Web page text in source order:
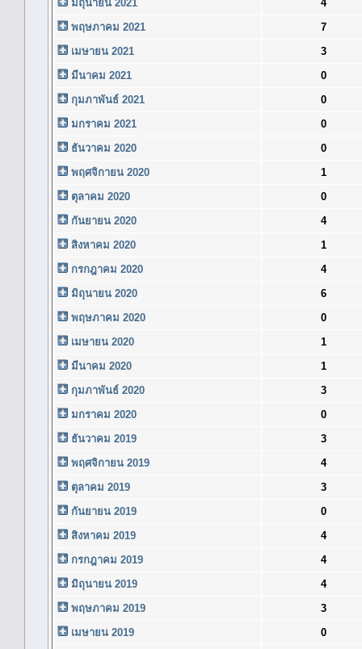
มิถุนายน 2021
4
พฤษภาคม 2021
7
เมษายน 2021
3
มีนาคม 2021
0
กุมภาพันธ์ 2021
0
มกราคม 2021
0
ธันวาคม 2020
0
พฤศจิกายน 2020
1
ตุลาคม 2020
0
กันยายน 2020
4
สิงหาคม 2020
1
กรกฎาคม 2020
4
มิถุนายน 2020
6
พฤษภาคม 2020
0
เมษายน 2020
1
มีนาคม 2020
1
กุมภาพันธ์ 2020
3
มกราคม 2020
0
ธันวาคม 2019
3
พฤศจิกายน 2019
4
ตุลาคม 2019
3
กันยายน 2019
0
สิงหาคม 2019
4
กรกฎาคม 2019
4
มิถุนายน 2019
4
พฤษภาคม 2019
3
เมษายน 2019
0